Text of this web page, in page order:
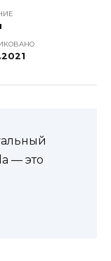
— это